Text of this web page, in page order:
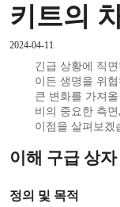
키트의
2024-04-11
긴급 상황에 직
이든 생명을 위
큰 변화를 가져
비의 중요한 측
이점을 살펴보겠
이해 구급 상자
정의 및 목적